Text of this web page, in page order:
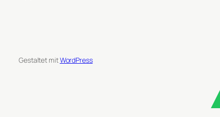
Gestaltet mitWordPress